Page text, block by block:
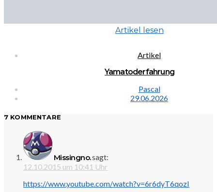
Artikel lesen
Artikel
Yamatoderfahrung
Pascal
29.06.2026
7 KOMMENTARE
Missingno.sagt:
12.10.2015 um 10:41 Uhr
https://www.youtube.com/watch?v=6r6dyT6qozI